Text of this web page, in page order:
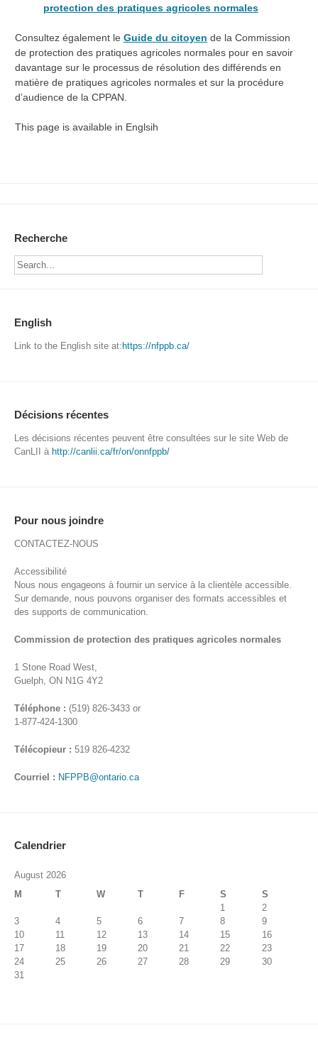
protection des pratiques agricoles normales
Consultez également le Guide du citoyen de la Commission
de protection des pratiques agricoles normales pour en savoir
davantage sur le processus de résolution des différends en
matière de pratiques agricoles normales et sur la procédure
d’audience de la CPPAN.
This page is available in Englsih
Recherche
English
Link to the English site at: https://nfppb.ca/
Décisions récentes
Les décisions récentes peuvent être consultées sur le site Web de
CanLII à http://canlii.ca/fr/on/onnfppb/
Pour nous joindre
CONTACTEZ-NOUS
Accessibilité
Nous nous engageons à fournir un service à la clientèle accessible.
Sur demande, nous pouvons organiser des formats accessibles et
des supports de communication.
Commission de protection des pratiques agricoles normales
1 Stone Road West,
Guelph, ON N1G 4Y2
Téléphone : (519) 826-3433 or
1-877-424-1300
Télécopieur : 519 826-4232
Courriel : NFPPB@ontario.ca
Calendrier
August 2026
M
T W T F S
S
1
2
3
4 5 6 7 8
9
10
11 12 13 14 15
16
17
18 19 20 21 22
23
24
25 26 27 28 29
30
31